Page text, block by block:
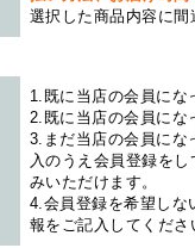
選択した商品内容に
1.既に当店の会員にな
2.既に当店の会員にな
3.まだ当店の会員にな
入のうえ会員登録を
みいただけます。
4.会員登録を希望しな
報をご記入してくださ